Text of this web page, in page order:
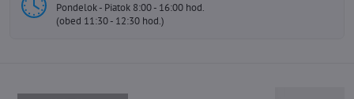
Pondelok - Piatok 8:00 - 16:00 hod.
(obed 11:30 - 12:30 hod.)